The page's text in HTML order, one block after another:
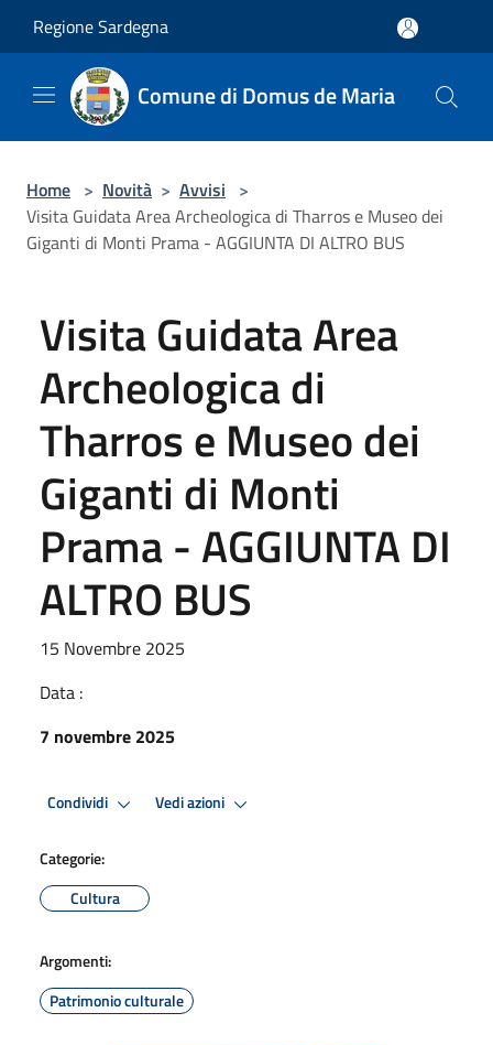
Regione Sardegna
Comune di Domus de Maria
Home > Novità > Avvisi >
Visita Guidata Area Archeologica di Tharros e Museo dei
Giganti di Monti Prama - AGGIUNTA DI ALTRO BUS
Visita Guidata Area
Archeologica di
Tharros e Museo dei
Giganti di Monti
Prama - AGGIUNTA DI
ALTRO BUS
15 Novembre 2025
Data :
7 novembre 2025
Condividi Vedi azioni
Categorie:
Cultura
Argomenti:
Patrimonio culturale